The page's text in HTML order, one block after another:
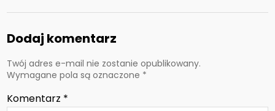
Dodaj komentarz
Twój adres e-mail nie zostanie opublikowany.
Wymagane pola są oznaczone *
Komentarz *